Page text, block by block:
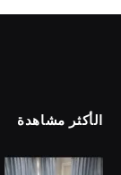
الأكثر مشاهدة